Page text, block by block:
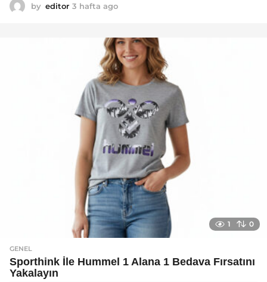
by editor 3 hafta ago
a
g
o
1 0
GENEL
Sporthink İle Hummel 1 Alana 1 Bedava Fırsatını
Yakalayın